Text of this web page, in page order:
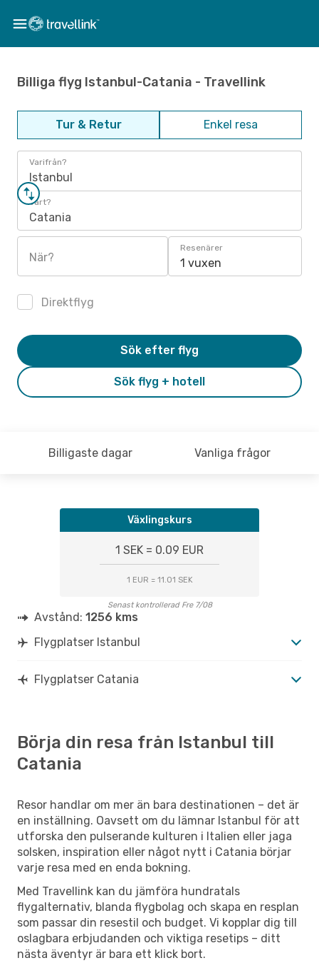
Billiga flyg Istanbul-Catania - Travellink
Tur & Retur Enkel resa
Varifrån?
Istanbul
Vart?
Catania
När?
Resenärer
1 vuxen
Direktflyg
Sök flyg + hotell
Sök efter flyg
Billigaste dagar Vanliga frågor
Växlingskurs
1 SEK = 0.09 EUR
1 EUR = 11.01 SEK
Senast kontrollerad Fre 7/08
Avstånd: 1256 kms
Flygplatser Istanbul
Flygplatser Catania
Börja din resa från Istanbul till
Catania
Resor handlar om mer än bara destinationen – det är
en inställning. Oavsett om du lämnar Istanbul för att
utforska den pulserande kulturen i Italien eller jaga
solsken, inspiration eller något nytt i Catania börjar
varje resa med en enda bokning.
Med Travellink kan du jämföra hundratals
flygalternativ, blanda flygbolag och skapa en resplan
som passar din resestil och budget. Vi kopplar dig till
oslagbara erbjudanden och viktiga resetips – ditt
nästa äventyr är bara ett klick bort.